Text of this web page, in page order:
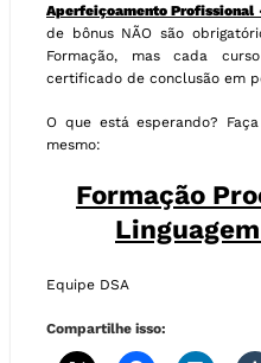
Aperfeiçoamento Profissional
de bônus NÃO são
Formação, mas cada
certificado de conclusão em
O que está esperando?
mesmo:
Formação
Equipe DSA
Compartilhe isso: